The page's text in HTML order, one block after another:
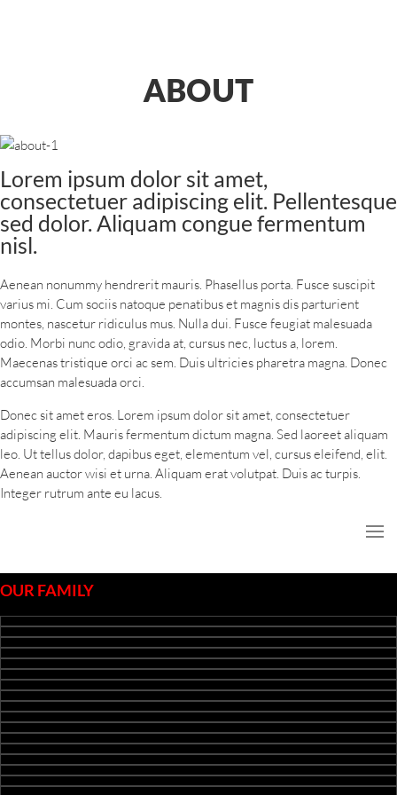
ABOUT
Lorem ipsum dolor sit amet,
consectetuer adipiscing elit. Pellentesque
sed dolor. Aliquam congue fermentum
nisl.
Aenean nonummy hendrerit mauris. Phasellus porta. Fusce suscipit
varius mi. Cum sociis natoque penatibus et magnis dis parturient
montes, nascetur ridiculus mus. Nulla dui. Fusce feugiat malesuada
odio. Morbi nunc odio, gravida at, cursus nec, luctus a, lorem.
Maecenas tristique orci ac sem. Duis ultricies pharetra magna. Donec
accumsan malesuada orci.
Donec sit amet eros. Lorem ipsum dolor sit amet, consectetuer
adipiscing elit. Mauris fermentum dictum magna. Sed laoreet aliquam
leo. Ut tellus dolor, dapibus eget, elementum vel, cursus eleifend, elit.
Aenean auctor wisi et urna. Aliquam erat volutpat. Duis ac turpis.
Integer rutrum ante eu lacus.
OUR FAMILY